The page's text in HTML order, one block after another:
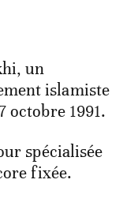
un
islamiste
octobre 1991.
spécialisée
fixée.